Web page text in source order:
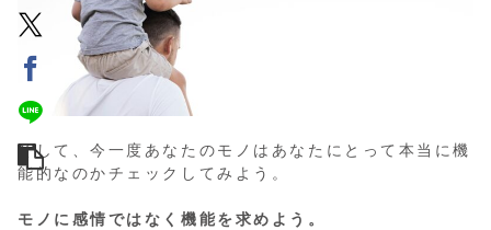
そして、今一度あなたのモノはあなたにとって本当に機
能的なのかチェックしてみよう。
モノに感情ではなく機能を求めよう。